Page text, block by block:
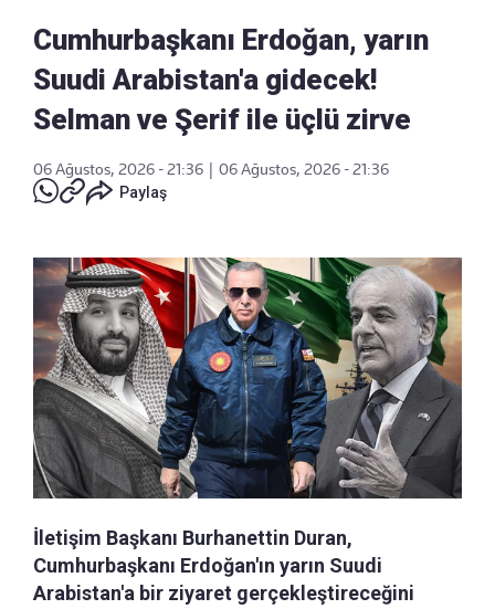
Cumhurbaşkanı Erdoğan, yarın
Suudi Arabistan'a gidecek!
Selman ve Şerif ile üçlü zirve
06 Ağustos, 2026 - 21:36
06 Ağustos, 2026 - 21:36
Paylaş
İletişim Başkanı Burhanettin Duran,
Cumhurbaşkanı Erdoğan'ın yarın Suudi
Arabistan'a bir ziyaret gerçekleştireceğini